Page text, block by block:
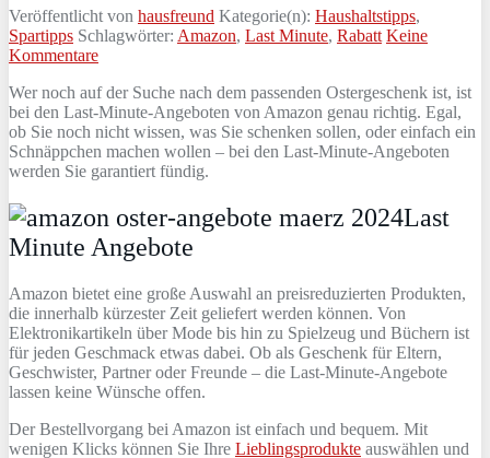
Veröffentlicht von hausfreund Kategorie(n): Haushaltstipps,
Spartipps Schlagwörter: Amazon, Last Minute, Rabatt Keine
Kommentare
Wer noch auf der Suche nach dem passenden Ostergeschenk ist, ist
bei den Last-Minute-Angeboten von Amazon genau richtig. Egal,
ob Sie noch nicht wissen, was Sie schenken sollen, oder einfach ein
Schnäppchen machen wollen – bei den Last-Minute-Angeboten
werden Sie garantiert fündig.
Last
Minute Angebote
Amazon bietet eine große Auswahl an preisreduzierten Produkten,
die innerhalb kürzester Zeit geliefert werden können. Von
Elektronikartikeln über Mode bis hin zu Spielzeug und Büchern ist
für jeden Geschmack etwas dabei. Ob als Geschenk für Eltern,
Geschwister, Partner oder Freunde – die Last-Minute-Angebote
lassen keine Wünsche offen.
Der Bestellvorgang bei Amazon ist einfach und bequem. Mit
wenigen Klicks können Sie Ihre Lieblingsprodukte auswählen und